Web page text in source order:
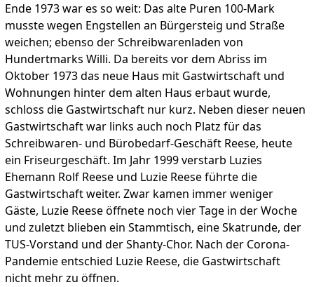
Ende 1973 war es so weit: Das alte Puren 100-Mark
musste wegen Engstellen an Bürgersteig und Straße
weichen; ebenso der Schreibwarenladen von
Hundertmarks Willi. Da bereits vor dem Abriss im
Oktober 1973 das neue Haus mit Gastwirtschaft und
Wohnungen hinter dem alten Haus erbaut wurde,
schloss die Gastwirtschaft nur kurz. Neben dieser neuen
Gastwirtschaft war links auch noch Platz für das
Schreibwaren- und Bürobedarf-Geschäft Reese, heute
ein Friseurgeschäft. Im Jahr 1999 verstarb Luzies
Ehemann Rolf Reese und Luzie Reese führte die
Gastwirtschaft weiter. Zwar kamen immer weniger
Gäste, Luzie Reese öffnete noch vier Tage in der Woche
und zuletzt blieben ein Stammtisch, eine Skatrunde, der
TUS-Vorstand und der Shanty-Chor. Nach der Corona-
Pandemie entschied Luzie Reese, die Gastwirtschaft
nicht mehr zu öffnen.